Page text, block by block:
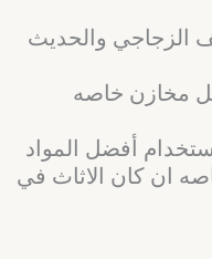
الزجاجي والحديث
مخازن خاصه
أفضل المواد
ان كان الاثاث في